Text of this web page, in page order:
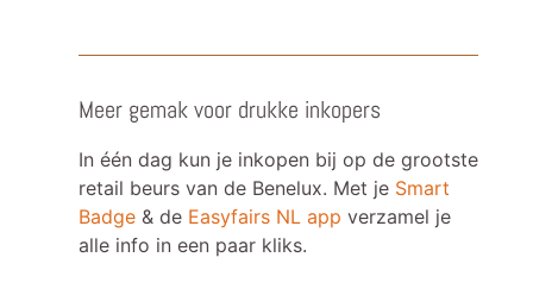
Meer gemak voor drukke inkopers
In één dag kun je inkopen bij op de grootste
retail beurs van de Benelux. Met je Smart
Badge & de Easyfairs NL app verzamel je
alle info in een paar kliks.